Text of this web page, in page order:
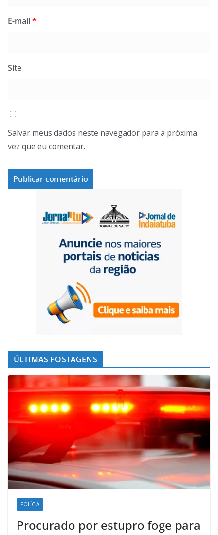
E-mail*
Site
Salvar meus dados neste navegador para a próxima
vez que eu comentar.
ÚLTIMAS POSTAGENS
POLÍCIA
Procurado por estupro foge para